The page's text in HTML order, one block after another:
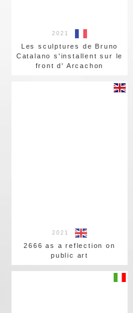
2021
Les sculptures de Bruno
Catalano s'installent sur le
front d' Arcachon
2021
2666 as a reflection on
public art